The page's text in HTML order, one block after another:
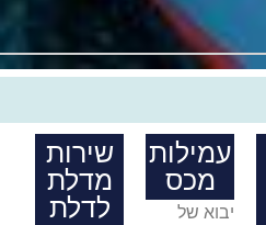
יבוא של
עמילות
מכס
שירות
מדלת
לדלת